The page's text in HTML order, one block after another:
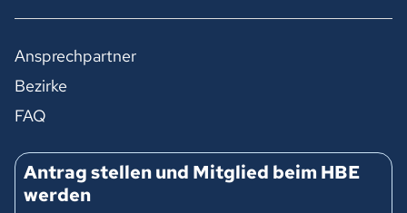
Ansprechpartner
Bezirke
FAQ
Antrag stellen und Mitglied beim HBE
werden